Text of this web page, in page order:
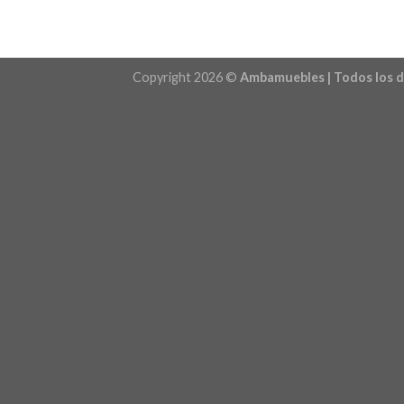
Copyright 2026 © Ambamuebles | Todos los